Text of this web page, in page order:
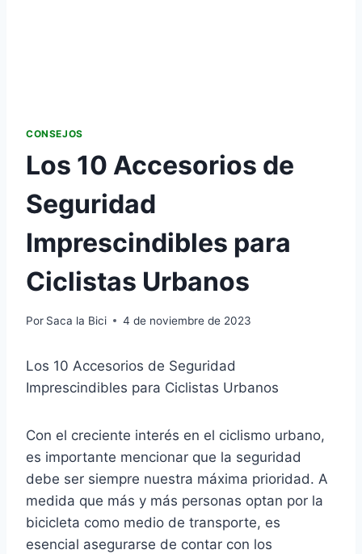
CONSEJOS
Los 10 Accesorios de
Seguridad
Imprescindibles para
Ciclistas Urbanos
Por Saca la Bici 4 de noviembre de 2023
Los 10 Accesorios de Seguridad
Imprescindibles para Ciclistas Urbanos
Con el creciente interés en el ciclismo urbano,
es importante mencionar que la seguridad
debe ser siempre nuestra máxima prioridad. A
medida que más y más personas optan por la
bicicleta como medio de transporte, es
esencial asegurarse de contar con los